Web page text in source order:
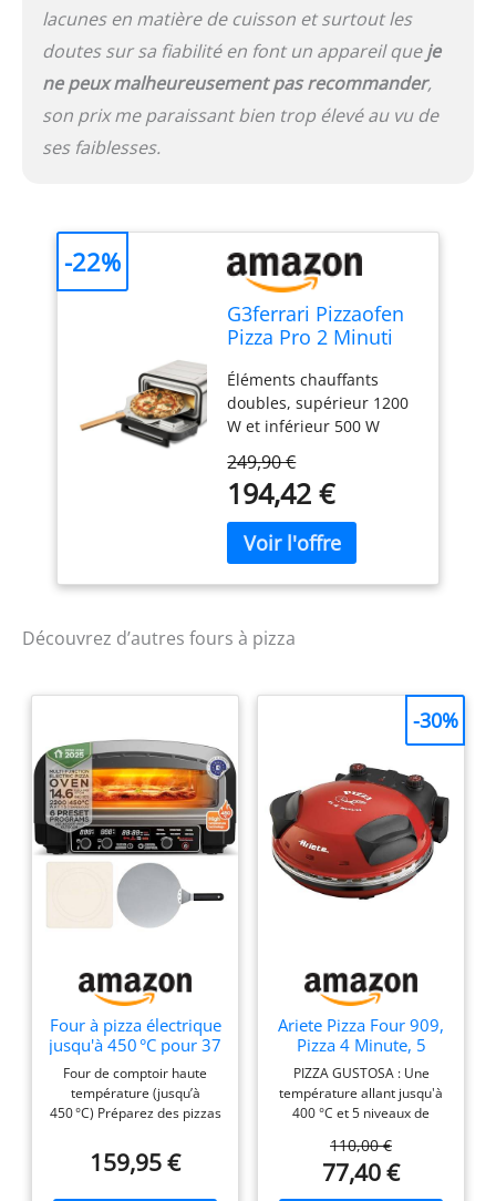
lacunes en matière de cuisson et surtout les
doutes sur sa fiabilité en font un appareil queje
ne peux malheureusement pas recommander,
son prix me paraissant bien trop élevé au vu de
ses faiblesses.
G3ferrari Pizzaofen
Pizza Pro 2 Minuti
Edelstahl/schwarz
Bis 1.850 Watt F?r O
(g10204)
Éléments chauffants
doubles, supérieur 1200
W et inférieur 500 W
450°C, minuterie de 60
minutes Contrôle
différencié de la
température supérieure
et inférieure Parois
froides avec système de
ventilation forcée
249,90 €
194,42 €
-22%
Découvrez d’autres fours à pizza
Four à pizza électrique
jusqu'à 450 °C pour 37
cm (14.6") Pizza New
York avec pierre à
pizza – Utilisation
intérieur/extérieur –
maison, jardin, table
Four de comptoir haute
température (jusqu’à
450 °C) Préparez des pizzas
minutes grâce à une
puissance de 2200W et un
159,95 €
Ariete Pizza Four 909,
Pizza 4 Minute, 5
Niveaux de Cuisson,
Plaque Réfractaire
pour Le Réchauffage,
Lames en Bois
Incluses, Température
Maximale de 400°C,
1200W, Rouge
PIZZA GUSTOSA : Une
température allant jusqu'à
400 °C et 5 niveaux de
réglable font du Four à
Pizza Ariete 918 l'idéal pour
110,00 €
77,40 €
-30%